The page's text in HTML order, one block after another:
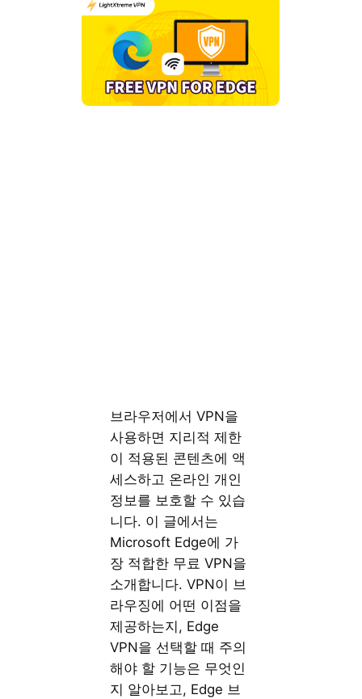
브라우저에서 VPN을
사용하면 지리적 제한
이 적용된 콘텐츠에 액
세스하고 온라인 개인
정보를 보호할 수 있습
니다. 이 글에서는
Microsoft Edge에 가
장 적합한 무료 VPN을
소개합니다. VPN이 브
라우징에 어떤 이점을
제공하는지, Edge
VPN을 선택할 때 주의
해야 할 기능은 무엇인
지 알아보고, Edge 브